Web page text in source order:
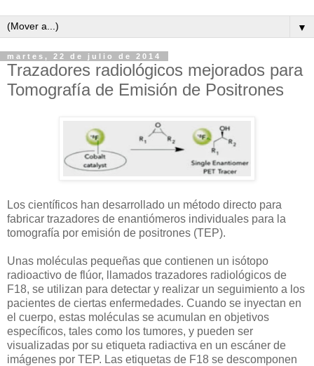
▼
martes, 22 de julio de 2014
Trazadores radiológicos mejorados para
Tomografía de Emisión de Positrones
Los científicos han desarrollado un método directo para
fabricar trazadores de enantiómeros individuales para la
tomografía por emisión de positrones (TEP).
Unas moléculas pequeñas que contienen un isótopo
radioactivo de flúor, llamados trazadores radiológicos de
F18, se utilizan para detectar y realizar un seguimiento a los
pacientes de ciertas enfermedades. Cuando se inyectan en
el cuerpo, estas moléculas se acumulan en objetivos
específicos, tales como los tumores, y pueden ser
visualizadas por su etiqueta radiactiva en un escáner de
imágenes por TEP. Las etiquetas de F18 se descomponen